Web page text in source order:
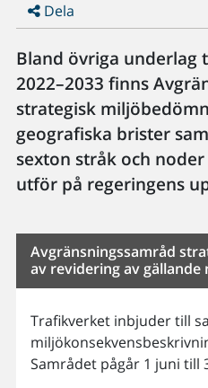
Dela
Bland övriga underlag
2022–2033 finns
strategisk
geografiska brister
sexton stråk och
utför på regeringens
Avgränsningssamråd
av revidering av gällande
Trafikverket inbjuder till
Samrådet pågår 1 juni till